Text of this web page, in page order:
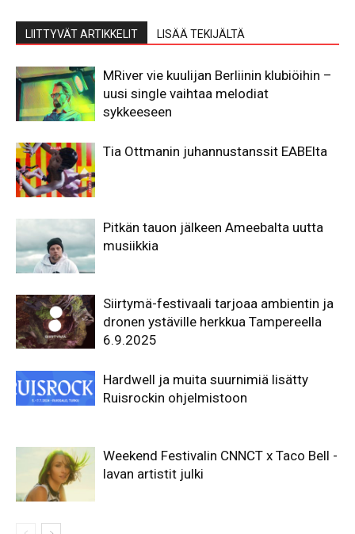
LIITTYVÄT ARTIKKELIT LISÄÄ TEKIJÄLTÄ
MRiver vie kuulijan Berliinin klubiöihin –
uusi single vaihtaa melodiat
sykkeeseen
Tia Ottmanin juhannustanssit EABElta
Pitkän tauon jälkeen Ameebalta uutta
musiikkia
Siirtymä-festivaali tarjoaa ambientin ja
dronen ystäville herkkua Tampereella
6.9.2025
Hardwell ja muita suurnimiä lisätty
Ruisrockin ohjelmistoon
Weekend Festivalin CNNCT x Taco Bell -
lavan artistit julki